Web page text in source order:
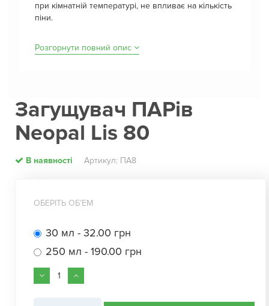
при кімнатній температурі, не впливає на кількість
піни.
Розгорнути повний опис
Загущувач ПАРів
Neopal Lis 80
В наявності Артикул: ПА8
ОБЕРІТЬ ОБʼЕМ
30 мл - 32.00 грн
250 мл - 190.00 грн